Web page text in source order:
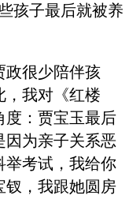
孩子最后就被养
政很少陪伴孩
，我对《红楼
度：贾宝玉最后
因为亲子关系恶
举考试，我给你
钗，我跟她圆房